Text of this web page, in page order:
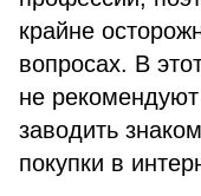
крайне
вопросах. В
не
заводить
покупки в